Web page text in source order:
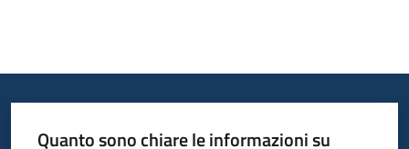
Quanto sono chiare le informazioni su